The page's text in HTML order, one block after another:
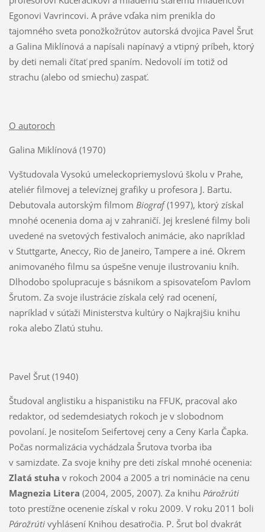
Egonovi Vavrincovi. A práve vďaka nim prenikla do
tajomného sveta ponožkožrútov autorská dvojica Pavel Šrut
a Galina Miklínová a napísali napínavý a vtipný príbeh, ktorý
by deti nemali čítať pred spaním. Nedovolí im totiž od
strachu (alebo od smiechu) zaspať.
O autoroch
Galina Miklínová (1970)
Vyštudovala Vysokú umeleckopriemyslovú školu v Prahe,
ateliér filmovej a televíznej grafiky u profesora J. Bartu.
Debutovala autorským filmom Biograf(1997), ktorý získal
mnohé ocenenia doma aj v zahraničí. Jej kreslené filmy boli
uvedené na svetových festivaloch animácie, ako napríklad
v Stuttgarte, Aneccy, Rio de Janeiro, Tampere a iné. Okrem
animovaného filmu sa úspešne venuje ilustrovaniu kníh.
Dlhodobo spolupracuje s básnikom a spisovateľom Pavlom
Šrutom. Za svoje ilustrácie získala celý rad ocenení,
napríklad v súťaži Ministerstva kultúry o Najkrajšiu knihu
roka alebo Zlatú stuhu.
Pavel Šrut (1940)
Študoval anglistiku a hispanistiku na FFUK, pracoval ako
redaktor, od sedemdesiatych rokoch je v slobodnom
povolaní. Je nositeľom Seifertovej ceny a Ceny Karla Čapka.
Počas normalizácia vychádzala Šrutova tvorba iba
v samizdate. Za svoje knihy pre deti získal mnohé ocenenia:
Zlatá stuha v rokoch 2004 a 2005 a tri nominácie na cenu
Magnezia Litera (2004, 2005, 2007). Za knihu Párožrúti
toto prestížne ocenenie získal v roku 2009. V roku 2011 boli
Párožrútivyhlásení Knihou desaťročia. P. Šrut bol dvakrát